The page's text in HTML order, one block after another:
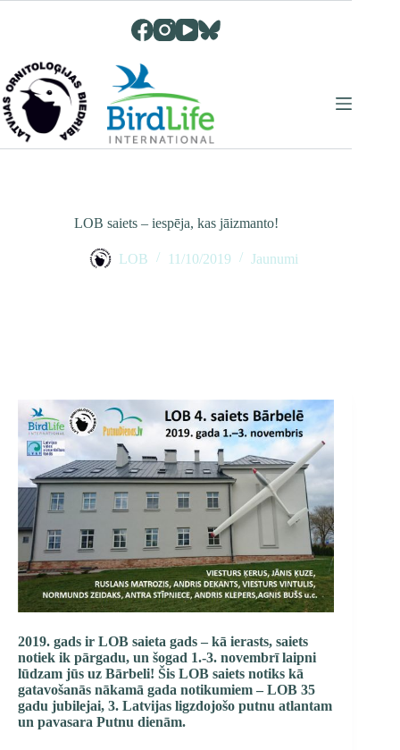
LOB saiets – iespēja, kas jāizmanto!
LOB 11/10/2019 Jaunumi
2019. gads ir LOB saieta gads – kā ierasts, saiets
notiek ik pārgadu, un šogad 1.-3. novembrī laipni
lūdzam jūs uz Bārbeli! Šis LOB saiets notiks kā
gatavošanās nākamā gada notikumiem – LOB 35
gadu jubilejai, 3. Latvijas ligzdojošo putnu atlantam
un pavasara Putnu dienām.